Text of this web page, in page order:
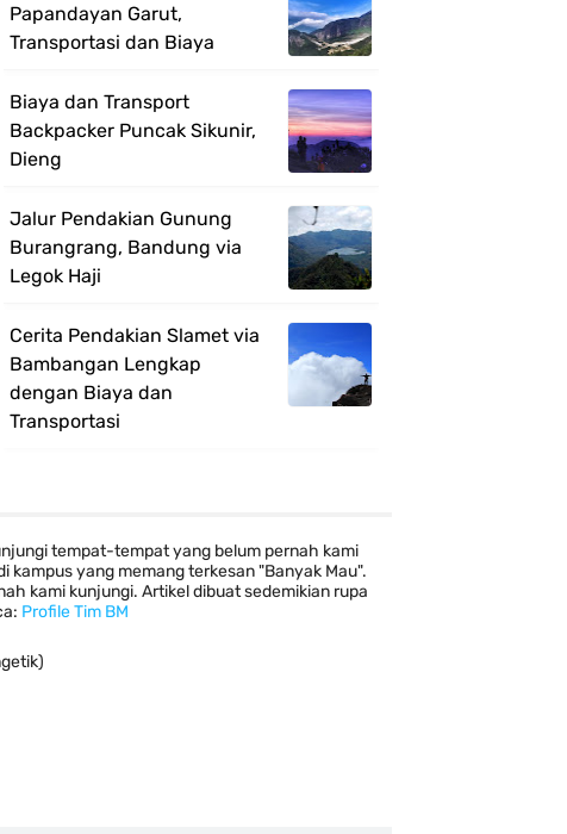
Papandayan Garut,
Transportasi dan Biaya
Biaya dan Transport
Backpacker Puncak Sikunir,
Dieng
Jalur Pendakian Gunung
Burangrang, Bandung via
Legok Haji
Cerita Pendakian Slamet via
Bambangan Lengkap
dengan Biaya dan
Transportasi
tempat-tempat yang belum pernah kami
kampus yang memang terkesan "Banyak Mau".
kami kunjungi. Artikel dibuat sedemikian rupa
Profile Tim BM